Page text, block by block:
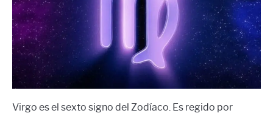
LANGUAGES
CARACTERÍSTICAS PERSONALES
CARRERAS
zodiacales,Virgo
Virgo es el sexto signo del Zodíaco. Es regido por